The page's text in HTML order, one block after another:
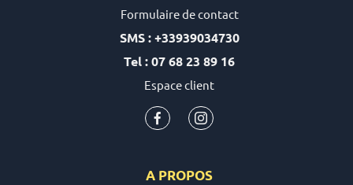
Formulaire de contact
SMS : +33939034730
Tel : 07 68 23 89 16
Espace client
A PROPOS